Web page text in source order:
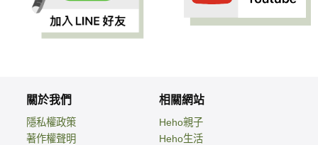
關於我們
隱私權政策
著作權聲明
相關網站
Heho親子
Heho生活